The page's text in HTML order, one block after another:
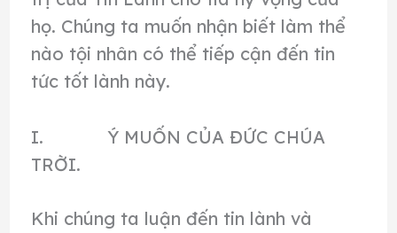
họ. Chúng ta muốn nhận biết làm thể
nào tội nhân có thể tiếp cận đến tin
tức tốt lành này.
I. Ý MUỐN CỦA ĐỨC CHÚA
TRỜI.
Khi chúng ta luận đến tin lành và